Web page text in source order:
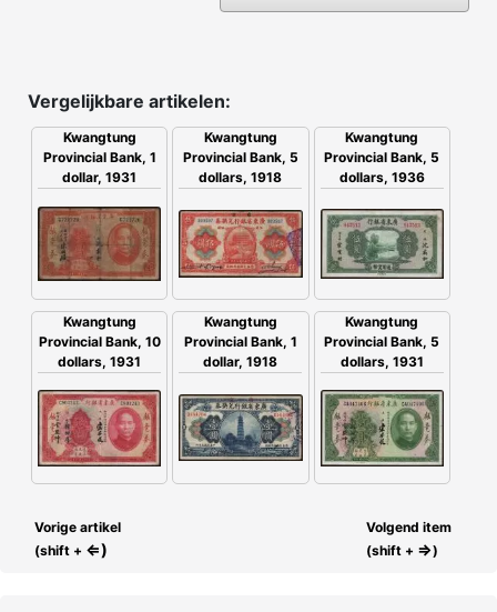
Vergelijkbare artikelen:
Kwangtung
Provincial Bank, 1
dollar, 1931
Kwangtung
Provincial Bank, 5
dollars, 1918
Kwangtung
Provincial Bank, 5
dollars, 1936
Kwangtung
Provincial Bank, 10
dollars, 1931
Kwangtung
Provincial Bank, 1
dollar, 1918
Kwangtung
Provincial Bank, 5
dollars, 1931
Vorige artikel
(shift + ⇐)
Volgend item
(shift + ⇒)